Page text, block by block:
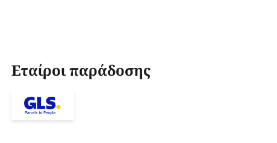
Εταίροι παράδοσης